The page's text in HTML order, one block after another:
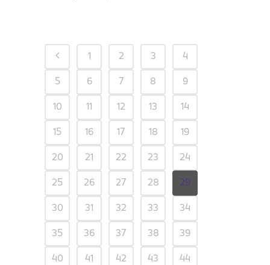
1 2 3 4
5 6 7 8 9
10 11 12 13 14
15 16 17 18 19
20 21 22 23 24
25 26 27 28 29
30 31 32 33 34
35 36 37 38 39
40 41 42 43 44